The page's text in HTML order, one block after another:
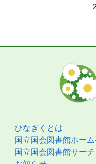
ひなぎくとは
国立国会図書館ホー
国立国会図書館サーチ